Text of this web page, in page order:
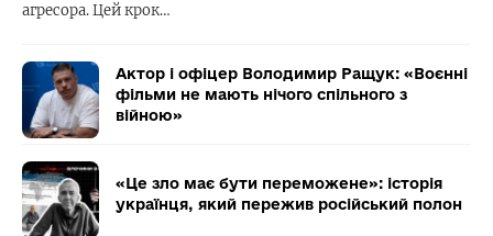
агресора. Цей крок…
Актор і офіцер Володимир Ращук: «Воєнні
фільми не мають нічого спільного з
війною»
«Це зло має бути переможене»: історія
українця, який пережив російський полон